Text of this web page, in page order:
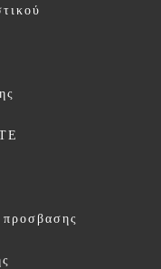
προσβασης